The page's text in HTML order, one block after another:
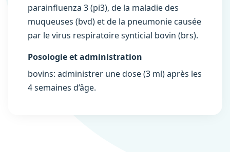
parainfluenza 3 (pi3), de la maladie des
muqueuses (bvd) et de la pneumonie causée
par le virus respiratoire synticial bovin (brs).
Posologie et administration
bovins: administrer une dose (3 ml) après les
4 semaines d’âge.